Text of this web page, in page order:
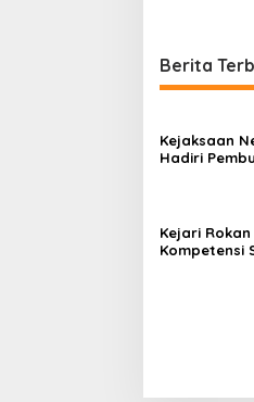
Berita
Kejaksaan
Hadiri
Kejari
Kompetensi